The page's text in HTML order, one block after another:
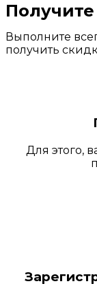
Выполните
получить
Для этого,